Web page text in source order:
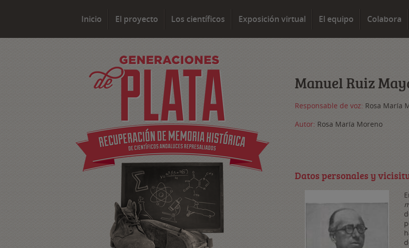
Inicio El proyecto Los científicos Exposición virtual El equipo Colabora
Manuel Ruiz
Responsable de voz: Rosa María
Autor: Rosa María Moreno
Datos personales y